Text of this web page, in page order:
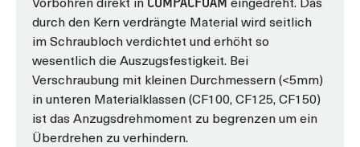
COMPACFOAM
durch den Kern verdrängte Material wird seitlich
im Schraubloch verdichtet und erhöht so
wesentlich die Auszugsfestigkeit. Bei
Verschraubung mit kleinen Durchmessern (<5mm)
in unteren Materialklassen (CF100, CF125, CF150)
ist das Anzugsdrehmoment zu begrenzen um ein
Überdrehen zu verhindern.